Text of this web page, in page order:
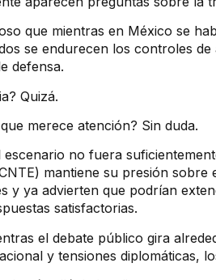
que mientras en México se
se endurecen los controles
defensa.
Quizá.
merece atención? Sin duda.
escenario no fuera
mantiene su presión
y ya advierten que podrían
satisfactorias.
el debate público gira
y tensiones diplomáticas,